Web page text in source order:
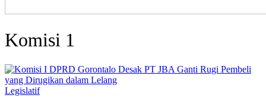
Komisi 1
Legislatif